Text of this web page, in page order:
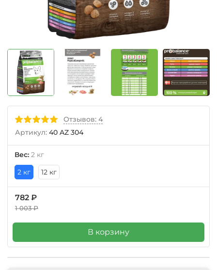
Отзывов: 4
Артикул: 40 AZ 304
Вес: 2 кг
2 кг
12 кг
782 ₽
1 003 ₽
В корзину